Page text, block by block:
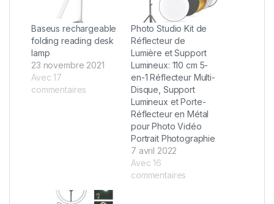
Baseus rechargeable
folding reading desk
lamp
23 novembre 2021
Avec 17
commentaires
Photo Studio Kit de
Réflecteur de
Lumière et Support
Lumineux: 110 cm 5-
en-1 Réflecteur Multi-
Disque, Support
Lumineux et Porte-
Réflecteur en Métal
pour Photo Vidéo
Portrait Photographie
7 avril 2022
Avec 16
commentaires